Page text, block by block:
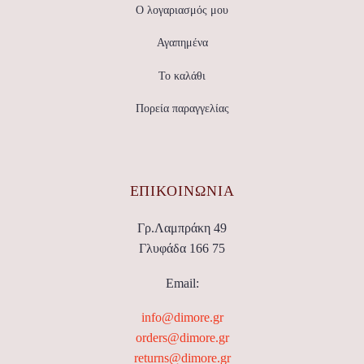
Ο λογαριασμός μου
Αγαπημένα
Το καλάθι
Πορεία παραγγελίας
ΕΠΙΚΟΙΝΩΝΊΑ
Γρ.Λαμπράκη 49
Γλυφάδα 166 75
Email:
info@dimore.gr
orders@dimore.gr
returns@dimore.gr